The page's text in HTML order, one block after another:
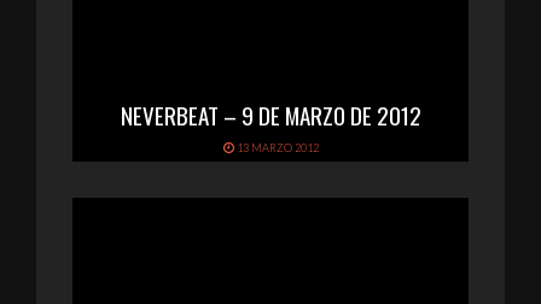
NEVERBEAT – 9 DE MARZO DE 2012
13 MARZO 2012